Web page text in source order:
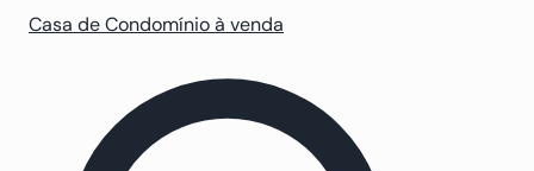
Casa de Condomínio à venda